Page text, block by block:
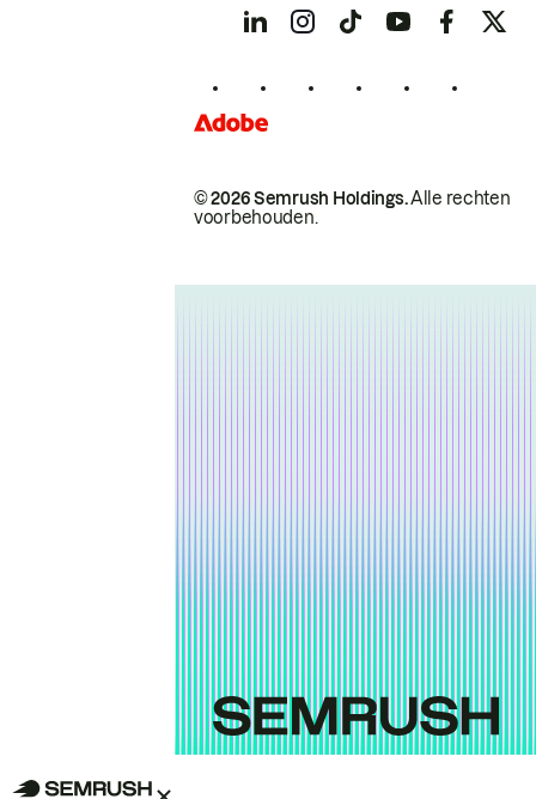
© 2026 Semrush Holdings.Alle rechten
voorbehouden.